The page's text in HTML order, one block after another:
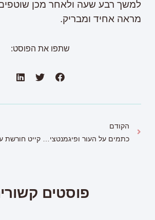
למשך רבע שעה ולאחר מכן שוטפים.
מראה אחיד ומבריק.
שתפו את הפוסט:
הקודם
פוסטים